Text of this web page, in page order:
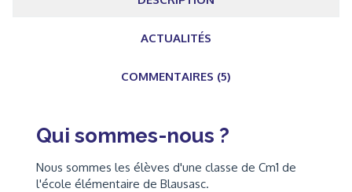
ACTUALITÉS
COMMENTAIRES (5)
Qui sommes-nous ?
Nous sommes les élèves d'une classe de Cm1 de
l'école élémentaire de Blausasc.